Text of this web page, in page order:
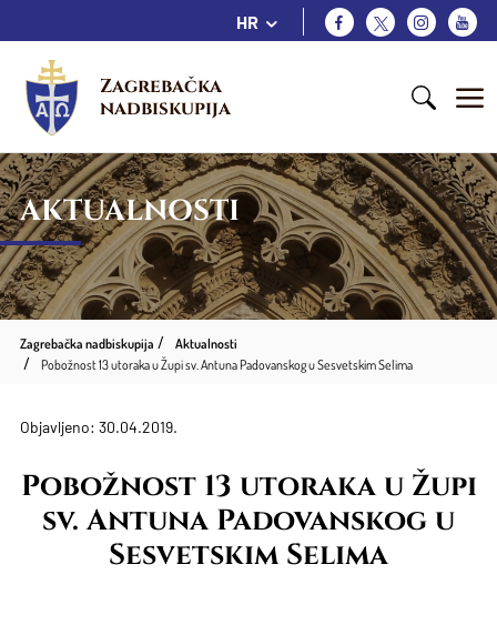
HR
Zagrebačka
nadbiskupija
AKTUALNOSTI
Zagrebačka nadbiskupija
Aktualnosti
Pobožnost 13 utoraka u Župi sv. Antuna Padovanskog u Sesvetskim Selima
Objavljeno: 30.04.2019.
Pobožnost 13 utoraka u Župi
sv. Antuna Padovanskog u
Sesvetskim Selima